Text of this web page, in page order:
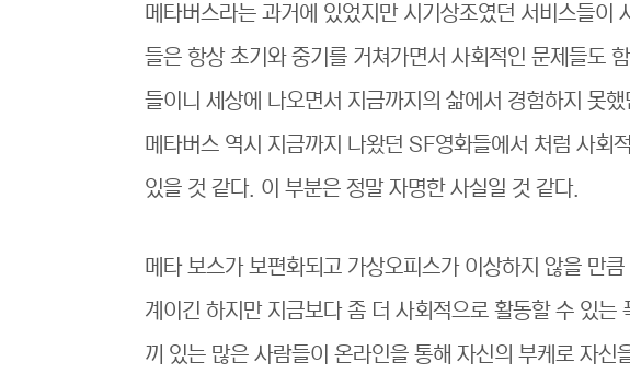
메타버스라는 과거에 있었지만 시기상조였던 서비스들이
들은 항상 초기와 중기를 거쳐가면서 사회적인 문제들도
들이니 세상에 나오면서 지금까지의 삶에서 경험하지 못
메타버스 역시 지금까지 나왔던 SF영화들에서 처럼 사회
있을 것 같다. 이 부분은 정말 자명한 사실일 것 같다.
메타 보스가 보편화되고 가상오피스가 이상하지 않을 만
계이긴 하지만 지금보다 좀 더 사회적으로 활동할 수 있는
끼 있는 많은 사람들이 온라인을 통해 자신의 부케로 자신